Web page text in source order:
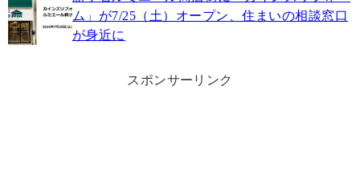
ム」が7/25（土）オープン、住まいの相談窓口
が身近に
スポンサーリンク